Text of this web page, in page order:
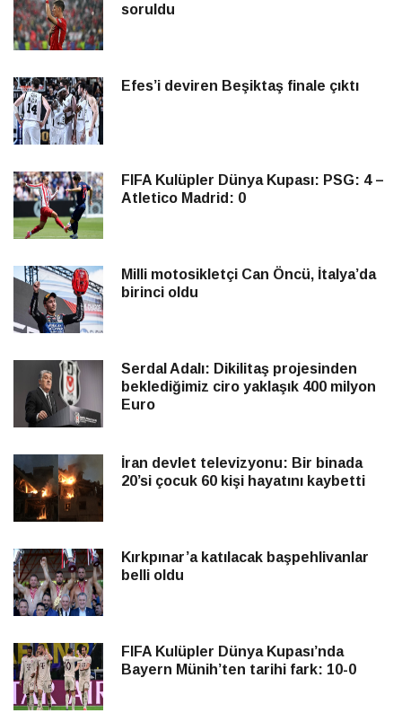
soruldu
Efes’i deviren Beşiktaş finale çıktı
FIFA Kulüpler Dünya Kupası: PSG: 4 –
Atletico Madrid: 0
Milli motosikletçi Can Öncü, İtalya’da
birinci oldu
Serdal Adalı: Dikilitaş projesinden
beklediğimiz ciro yaklaşık 400 milyon
Euro
İran devlet televizyonu: Bir binada
20’si çocuk 60 kişi hayatını kaybetti
Kırkpınar’a katılacak başpehlivanlar
belli oldu
FIFA Kulüpler Dünya Kupası’nda
Bayern Münih’ten tarihi fark: 10-0